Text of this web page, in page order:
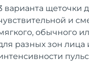
варианта щеточки
и
обычного
разных зон лица